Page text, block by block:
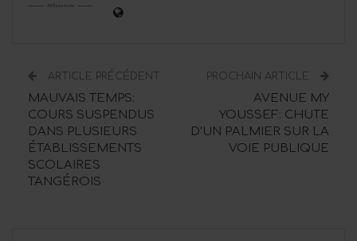
ARTICLE PRÉCÉDENT
MAUVAIS TEMPS:
COURS SUSPENDUS
DANS PLUSIEURS
ÉTABLISSEMENTS
SCOLAIRES
TANGÉROIS
PROCHAIN ARTICLE
AVENUE MY
YOUSSEF: CHUTE
D’UN PALMIER SUR LA
VOIE PUBLIQUE